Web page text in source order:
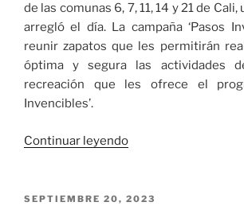
de las comunas 6, 7, 11, 14 y 21 de
arregló el día. La campaña ‘Pasos
reunir zapatos que les permitirán
óptima y segura las actividades
recreación que les ofrece el
Invencibles’.
Continuar leyendo«Los
de
PUBLICADO
SEPTIEMBRE 20, 2023